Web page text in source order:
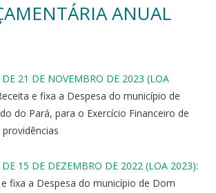
ANUAL
21 DE NOVEMBRO DE 2023 (LOA
e fixa a Despesa do município de
do Pará, para o Exercício Financeiro de
15 DE DEZEMBRO DE 2022 (LOA 2023):
fixa a Despesa do município de Dom